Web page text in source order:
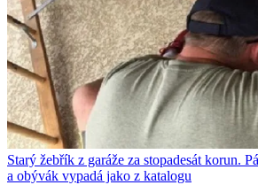
Starý žebřík z garáže za stopadesát korun.
a obývák vypadá jako z katalogu